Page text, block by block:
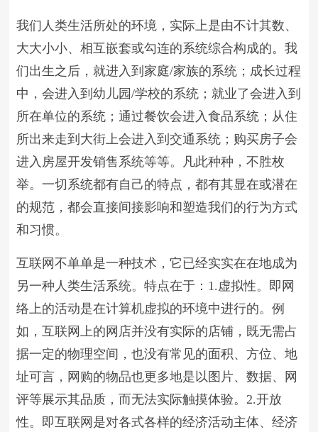
我们人类生活所处的环境，实际上是由不计其数、
大大小小、相互嵌套或勾连的系统综合构成的。我
们出生之后，就进入到家庭/家族的系统；成长过程
中，会进入到幼儿园/学校的系统；就业了会进入到
所在单位的系统；通过餐饮会进入食品系统；从住
所出来走到大街上会进入到交通系统；购买房子会
进入房屋开发销售系统等等。凡此种种，不胜枚
举。一切系统都有自己的特点，都有其显在或潜在
的规范，都会直接间接影响和塑造我们的行为方式
和习惯。
互联网不单单是一种技术，它已经实实在在地成为
另一种人类生活系统。特点在于：1.虚拟性。即网
络上的活动是在计算机虚拟的环境中进行的。例
如，互联网上的网店并没有实际的店铺，既无需占
据一定的物理空间，也没有常见的面积、方位、地
址可言，网购的物品也更多地是以图片、数据、网
评等展示其品质，而无法实际触摸体验。2.开放
性。即互联网是对各式各样的经济活动主体、经济